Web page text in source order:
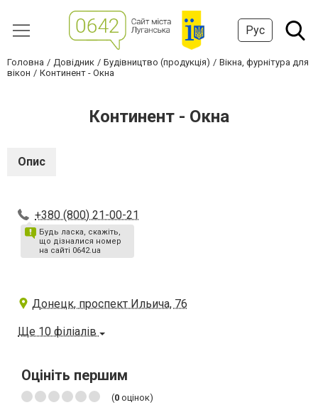
Рус
Головна Довідник Будівництво (продукція)
Вікна, фурнітура для
вікон
Континент - Окна
Континент - Окна
Опис
+380 (800) 21-00-21
Будь ласка, скажіть,
що дізналися номер
на сайті 0642.ua
Донецк, проспект Ильича, 76
Ще 10 філіалів
Оцініть першим
(0 оцінок)